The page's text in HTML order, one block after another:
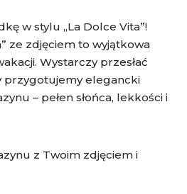
w stylu „La Dolce Vita”!
ze zdjęciem to wyjątkowa
Wystarczy przesłać
przygotujemy elegancki
– pełen słońca, lekkości i
z Twoim zdjęciem i